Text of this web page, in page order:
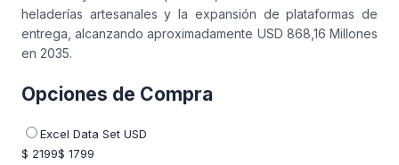
heladerías artesanales y la expansión de plataformas de
entrega, alcanzando aproximadamente USD 868,16 Millones
en 2035.
Opciones de Compra
Excel Data Set USD
$ 2199$ 1799